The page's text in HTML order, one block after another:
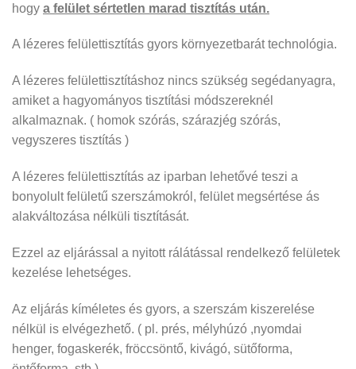
hogy a felület sértetlen marad tisztítás után.
A lézeres felülettisztítás gyors környezetbarát technológia.
A lézeres felülettisztításhoz nincs szükség segédanyagra,
amiket a hagyományos tisztítási módszereknél
alkalmaznak. ( homok szórás, szárazjég szórás,
vegyszeres tisztítás )
A lézeres felülettisztítás az iparban lehetővé teszi a
bonyolult felületű szerszámokról, felület megsértése ás
alakváltozása nélküli tisztítását.
Ezzel az eljárással a nyitott rálátással rendelkező felületek
kezelése lehetséges.
Az eljárás kíméletes és gyors, a szerszám kiszerelése
nélkül is elvégezhető. ( pl. prés, mélyhúzó ,nyomdai
henger, fogaskerék, fröccsöntő, kivágó, sütőforma,